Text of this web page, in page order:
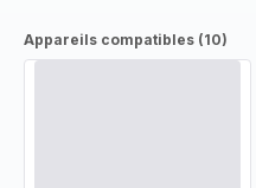
Appareils compatibles (10)